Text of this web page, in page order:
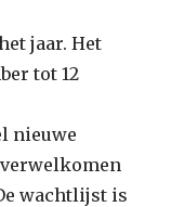
jaar. Het
tot 12
nieuwe
wachtlijst is